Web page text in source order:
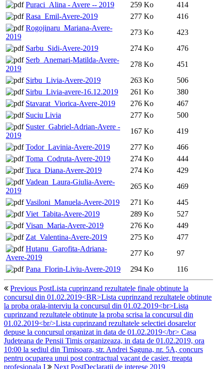
Puraci_Alina - Avere -- 2019
259 Ko
414
Rasa_Emil-Avere-2019
277 Ko
416
Rogojinaru_Mariana-Avere-
2019
273 Ko
423
Sarbu_Sidi-Avere-2019
274 Ko
476
Serb_Anemari-Matilda-Avere-
2019
278 Ko
451
Sirbu_Livia-Avere-2019
263 Ko
506
Sirbu_Livia-avere-16.12.2019
261 Ko
380
Stavarat_Viorica-Avere-2019
276 Ko
467
Suciu Livia
277 Ko
500
Suster_Gabriel-Adrian-Avere -
2019
167 Ko
419
Todor_Lavinia-Avere-2019
277 Ko
466
Toma_Codruta-Avere-2019
274 Ko
444
Tuca_Diana-Avere-2019
274 Ko
429
Vadean_Laura-Giulia-Avere-
2019
265 Ko
469
Vasiloni_Manuela-Avere-2019
271 Ko
445
Viet_Tabita-Avere-2019
289 Ko
527
Visan_Maria-Avere-2019
276 Ko
449
Zat_Valentina-Avere-2019
275 Ko
477
Hutanu_Garofita-Adriana-
Avere-2019
277 Ko
97
Pana_Florin-Liviu-Avere-2019
294 Ko 116
Previous PostLista cuprinzand rezultatele finale obtinute la
concursul din 01.02.2019<BR>Lista cuprinzand rezultatele obtinute
la proba orala-interviu la concursul din 01.02.2019<br>Lista
cuprinzand rezultatele obtinute la proba scrisa la concursul din
01.02.2019<br/>Lista cuprinzand rezultatele selectiei dosarelor
depuse la concursul organizat in data de 01.02.2019</br> Casa
Judeteana de Pensii Timis organizeaza, in data de 01.02.2019, ora
10:00 la sediul din Timisoara, str. Andrei Saguna, nr. 5A, concurs
pentru ocuparea unui post contractual vacant de casier, treapta
profesionala I
Next PostDeclaratii de interese 2019